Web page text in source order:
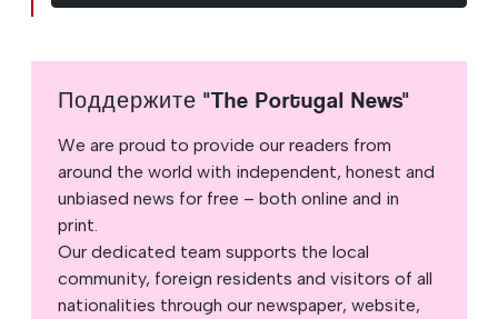
Поддержите "The Portugal News"
We are proud to provide our readers from
around the world with independent, honest and
unbiased news for free – both online and in
print.
Our dedicated team supports the local
community, foreign residents and visitors of all
nationalities through our newspaper, website,